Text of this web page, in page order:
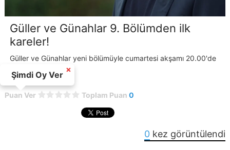
Güller ve Günahlar 9. Bölümden ilk
kareler!
Güller ve Günahlar yeni bölümüyle cumartesi akşamı 20.00'de
Puan Ver Toplam Puan 0
0 kez görüntülendi
Şimdi Oy Ver
×